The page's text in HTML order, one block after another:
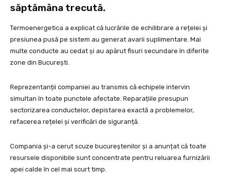
săptămâna trecută.
Termoenergetica a explicat că lucrările de echilibrare a rețelei și
presiunea pusă pe sistem au generat avarii suplimentare. Mai
multe conducte au cedat și au apărut fisuri secundare în diferite
zone din București.
Reprezentanții companiei au transmis că echipele intervin
simultan în toate punctele afectate. Reparațiile presupun
sectorizarea conductelor, depistarea exactă a problemelor,
refacerea rețelei și verificări de siguranță.
Compania și-a cerut scuze bucureștenilor și a anunțat că toate
resursele disponibile sunt concentrate pentru reluarea furnizării
apei calde în cel mai scurt timp.